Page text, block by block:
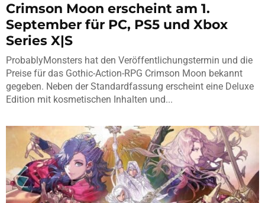
Crimson Moon erscheint am 1.
September für PC, PS5 und Xbox
Series X|S
ProbablyMonsters hat den Veröffentlichungstermin und die
Preise für das Gothic-Action-RPG Crimson Moon bekannt
gegeben. Neben der Standardfassung erscheint eine Deluxe
Edition mit kosmetischen Inhalten und...